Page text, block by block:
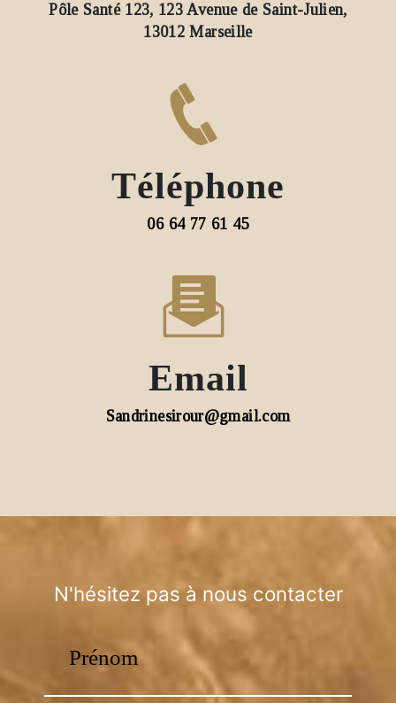
Pôle Santé 123, 123 Avenue de Saint-Julien,
13012 Marseille
Téléphone
06 64 77 61 45
Email
sandrinesirour@gmail.com
N'hésitez pas à nous contacter